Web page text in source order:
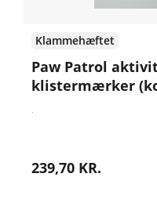
Klammehæftet
Paw Patrol
klistermærker
.
239,70 KR.